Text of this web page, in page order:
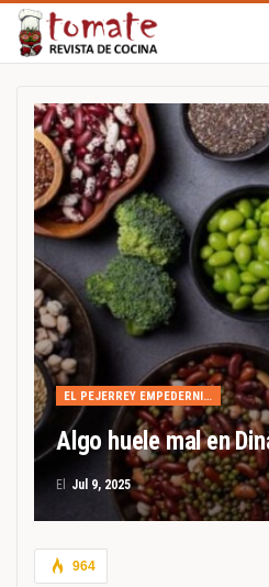
EL PEJERREY EMPEDERNIDO
Algo huele mal en
El Jul 9, 2025
964